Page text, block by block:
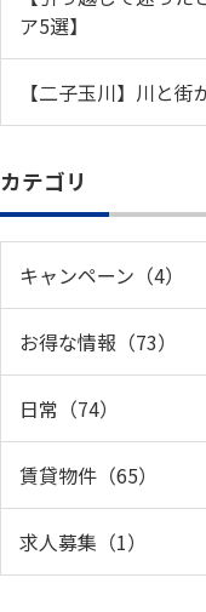
ア5選】
【二子玉川】川と
カテゴリ
キャンペーン（4）
お得な情報（73）
日常（74）
賃貸物件（65）
求人募集（1）